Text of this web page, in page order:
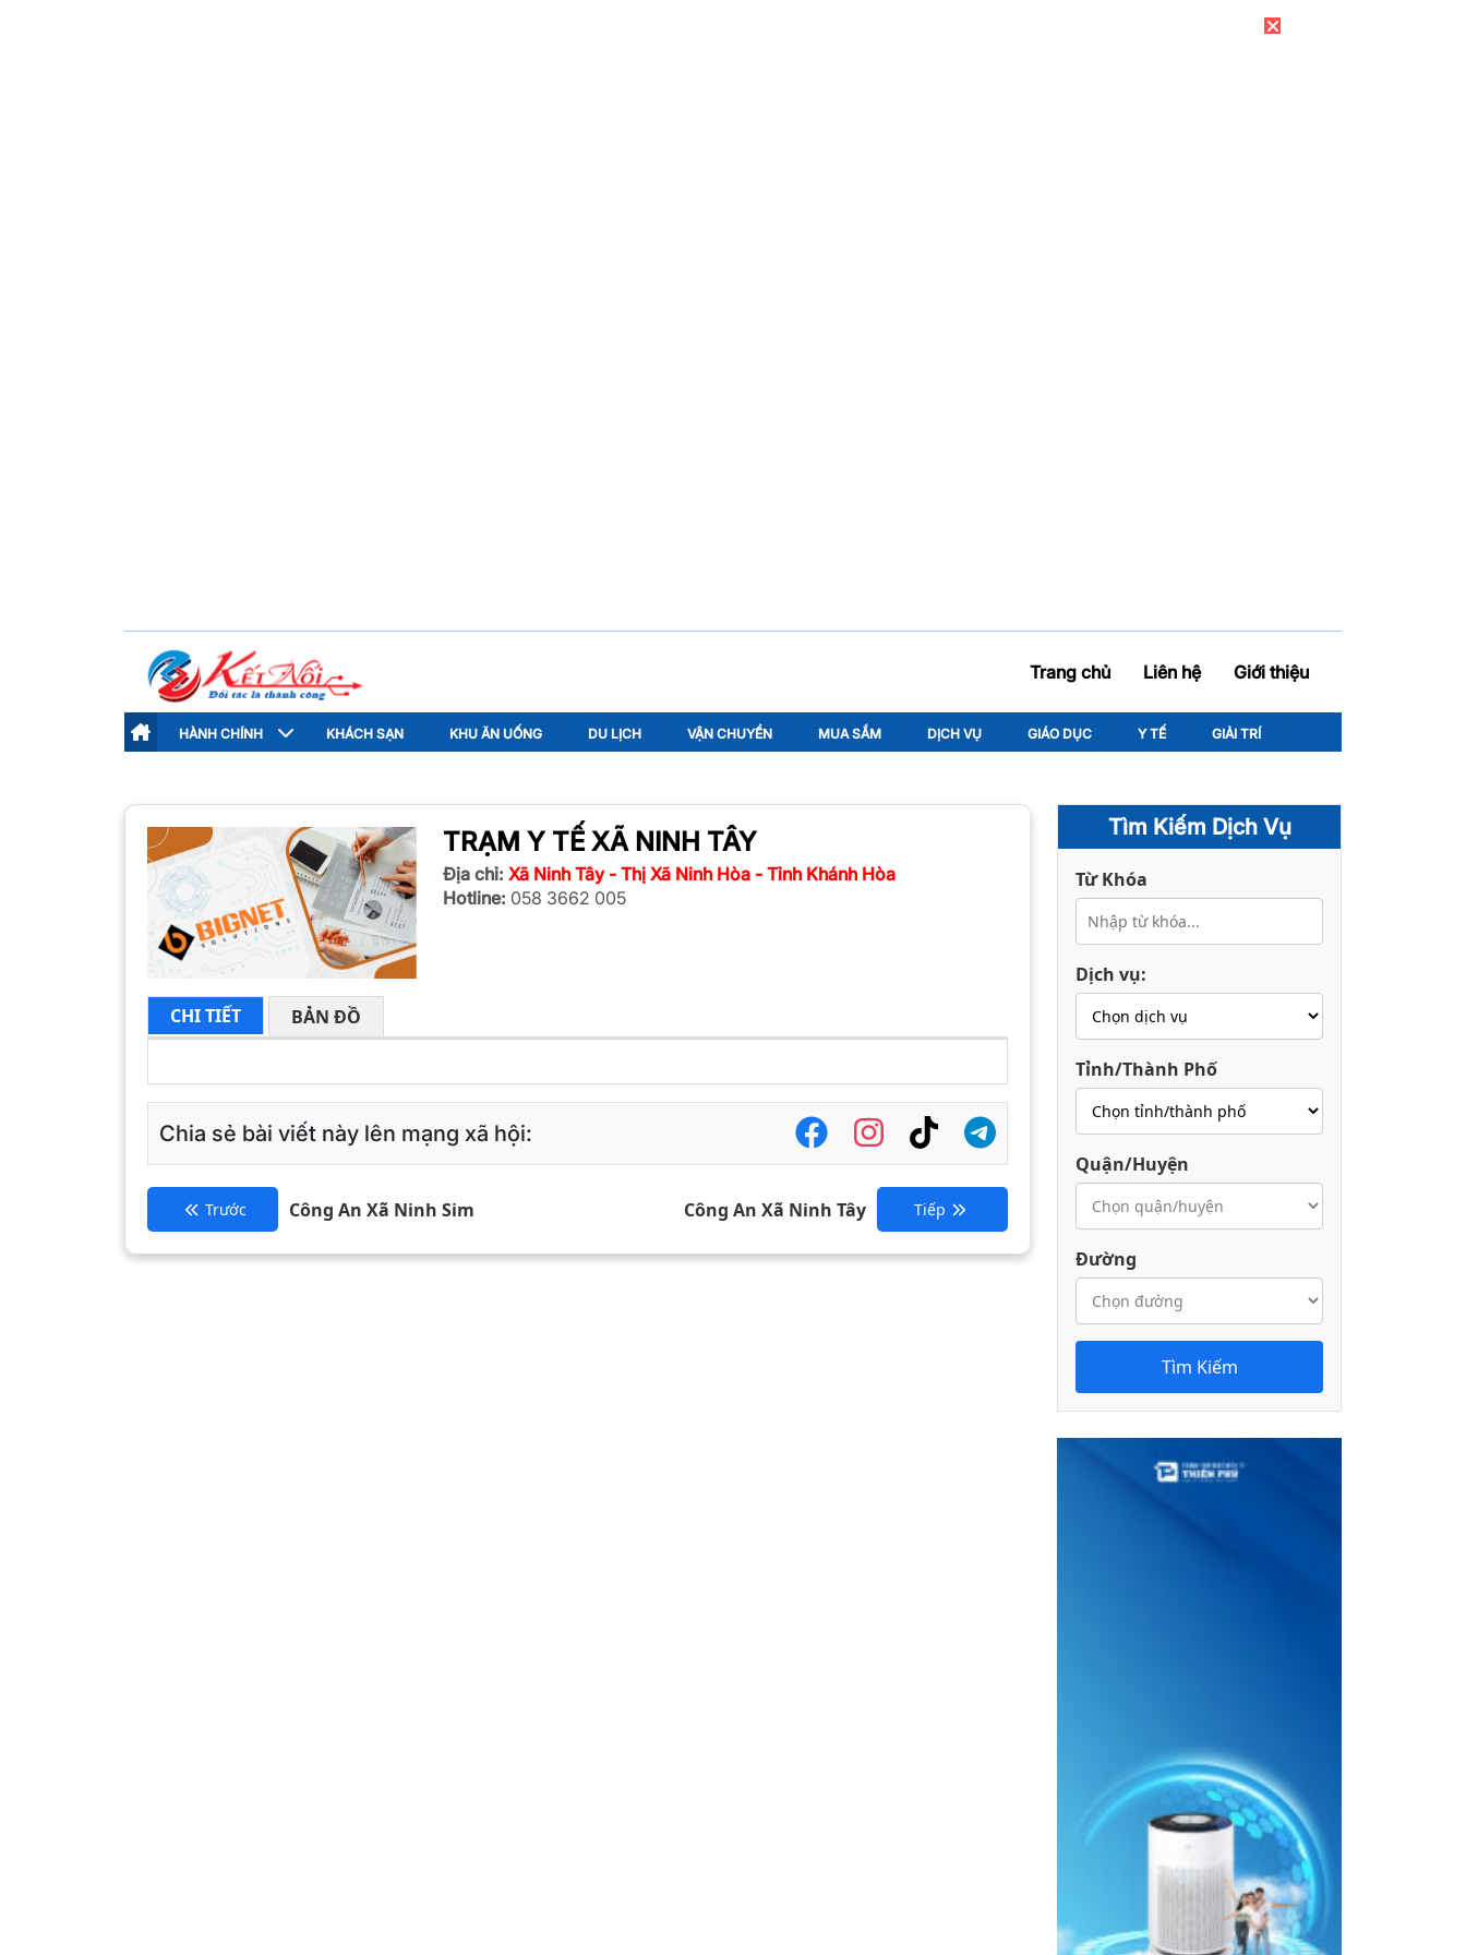
Trang chủ Liên hệ Giới thiệu
HÀNH CHÍNH KHÁCH SẠN KHU ĂN UỐNG DU LỊCH VẬN CHUYỂN MUA SẮM DỊCH VỤ GIÁO DỤC Y TẾ GIẢI TRÍ
TRẠM Y TẾ XÃ NINH TÂY
Địa chỉ: Xã Ninh Tây - Thị Xã Ninh Hòa - Tỉnh Khánh Hòa
Hotline: 058 3662 005
CHI TIẾT BẢN ĐỒ
Chia sẻ bài viết này lên mạng xã hội:
Trước Công An Xã Ninh Sim Công An Xã Ninh Tây Tiếp
Tìm Kiếm Dịch Vụ
Từ Khóa
Dịch vụ:
Tỉnh/Thành Phố
Quận/Huyện
Đường
Tìm Kiếm